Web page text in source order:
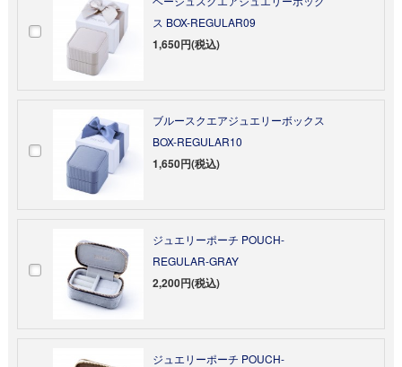
ス BOX-REGULAR09
1,650円(税込)
ブルースクエアジュエリーボックス
BOX-REGULAR10
1,650円(税込)
ジュエリーポーチ POUCH-
REGULAR-GRAY
2,200円(税込)
ジュエリーポーチ POUCH-